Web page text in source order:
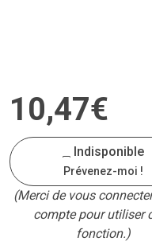
10,47€
Indisponible
Prévenez-moi !
(Merci de vous
compte pour utiliser
fonction.)